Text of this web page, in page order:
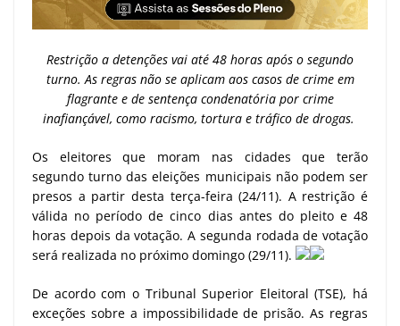
Restrição a detenções vai até 48 horas após o segundo
turno. As regras não se aplicam aos casos de crime em
flagrante e de sentença condenatória por crime
inafiançável, como racismo, tortura e tráfico de drogas.
Os eleitores que moram nas cidades que terão
segundo turno das eleições municipais não podem ser
presos a partir desta terça-feira (24/11). A restrição é
válida no período de cinco dias antes do pleito e 48
horas depois da votação. A segunda rodada de votação
será realizada no próximo domingo (29/11).
De acordo com o Tribunal Superior Eleitoral (TSE), há
exceções sobre a impossibilidade de prisão. As regras